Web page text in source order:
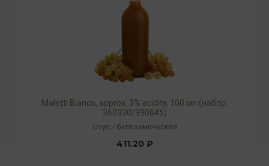
Maletti Bianco, approx. 3% acidity, 100 мл (набор:
360330/990645)
Соус / бальзамический
411.20 ₽